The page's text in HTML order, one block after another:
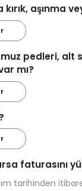
aşınma
pedleri, alt
mı?
faturasını
tarihinden